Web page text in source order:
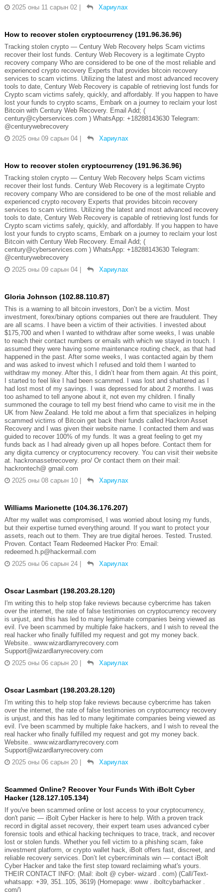
2025 оны 11 сарын 02
Хариулах
How to recover stolen cryptocurrency (191.96.36.96)
Tracking stolen crypto — Century Web Recovery helps Scam victims
recover their lost funds. Century Web Recovery is a legitimate Crypto
recovery company Who are considered to be one of the most reliable and
experienced crypto recovery Experts that provides bitcoin recovery
services to scam victims. Utilizing the latest and most advanced recovery
tools to date, Century Web Recovery is capable of retrieving lost funds for
Crypto scam victims safely, quickly, and affordably. If you happen to have
lost your funds to crypto scams, Embark on a journey to reclaim your lost
Bitcoin with Century Web Recovery. Email Add; (
century@cyberservices.com ) WhatsApp: +18288143630 Telegram:
@centurywebrecovery
2025 оны 09 сарын 04
Хариулах
How to recover stolen cryptocurrency (191.96.36.96)
Tracking stolen crypto — Century Web Recovery helps Scam victims
recover their lost funds. Century Web Recovery is a legitimate Crypto
recovery company Who are considered to be one of the most reliable and
experienced crypto recovery Experts that provides bitcoin recovery
services to scam victims. Utilizing the latest and most advanced recovery
tools to date, Century Web Recovery is capable of retrieving lost funds for
Crypto scam victims safely, quickly, and affordably. If you happen to have
lost your funds to crypto scams, Embark on a journey to reclaim your lost
Bitcoin with Century Web Recovery. Email Add; (
century@cyberservices.com ) WhatsApp: +18288143630 Telegram:
@centurywebrecovery
2025 оны 09 сарын 04
Хариулах
Gloria Johnson (102.88.110.87)
This is a warning to all bitcoin investors, Don’t be a victim. Most
investment, forex/binary options companies out there are fraudulent. They
are all scams. I have been a victim of their activities. I invested about
$175,700 and when I wanted to withdraw after some weeks, I was unable
to reach their contact numbers or emails with which we stayed in touch. I
assumed they were having some maintenance routing check, as that had
happened in the past. After some weeks, I was contacted again by them
and was asked to invest which I refused and told them I wanted to
withdraw my money. After this, I didn’t hear from them again. At this point,
I started to feel like I had been scammed. I was lost and shattered as I
had lost most of my savings. I was depressed for about 2 months. I was
too ashamed to tell anyone about it, not even my children. I finally
summoned the courage to tell my best friend who came to visit me in the
UK from New Zealand. He told me about a firm that specializes in helping
scammed victims of Bitcoin get back their funds called Hackron Asset
Recovery and I was given their website name. I contacted them and was
guided to recover 100% of my funds. It was a great feeling to get my
funds back as I had already given up all hopes before. Contact them for
any digita currency or cryptocurrency recovery. You can visit their website
at. hackronassetrecovery. pro/ Or contact them on their mail:
hackrontech@ gmail.com
2025 оны 08 сарын 10
Хариулах
Williams Marionette (104.36.176.207)
After my wallet was compromised, I was worried about losing my funds,
but their expertise turned everything around. If you want to protect your
assets, reach out to them. They are true digital heroes. Tested. Trusted.
Proven. Contact Team Redeemed Hacker Pro: Email:
redeemed.h.p@hackermail.com
2025 оны 06 сарын 24
Хариулах
Oscar Lasmbart (198.203.28.120)
I'm writing this to help stop fake reviews because cybercrime has taken
over the internet, the rate of false testimonies on cryptocurrency recovery
is unjust, and this has led to many legitimate companies being viewed as
evil. I've been scammed by multiple fake hackers, and I wish to reveal the
real hacker who finally fulfilled my request and got my money back.
Website.. www.wizardlarryrecovery.com
Support@wizardlarryrecovery.com
2025 оны 06 сарын 20
Хариулах
Oscar Lasmbart (198.203.28.120)
I'm writing this to help stop fake reviews because cybercrime has taken
over the internet, the rate of false testimonies on cryptocurrency recovery
is unjust, and this has led to many legitimate companies being viewed as
evil. I've been scammed by multiple fake hackers, and I wish to reveal the
real hacker who finally fulfilled my request and got my money back.
Website.. www.wizardlarryrecovery.com
Support@wizardlarryrecovery.com
2025 оны 06 сарын 20
Хариулах
Scammed Online? Recover Your Funds With iBolt Cyber
Hacker (128.127.105.134)
If you've been scammed online or lost access to your cryptocurrency,
don't panic — iBolt Cyber Hacker is here to help. With a proven track
record in digital asset recovery, their expert team uses advanced cyber
forensic tools and ethical hacking techniques to trace, track, and recover
lost or stolen funds. Whether you fell victim to a phishing scam, fake
investment platform, or crypto wallet hack, iBolt offers fast, discreet, and
reliable recovery services. Don’t let cybercriminals win — contact iBolt
Cyber Hacker and take the first step toward reclaiming what's yours.
THEIR CONTACT INFO: (Mail: ibolt @ cyber- wizard . com) (Call/Text-
whatsapp: +39, 351..105, 3619) (Homepage: www . iboltcybarhacker .
com/)